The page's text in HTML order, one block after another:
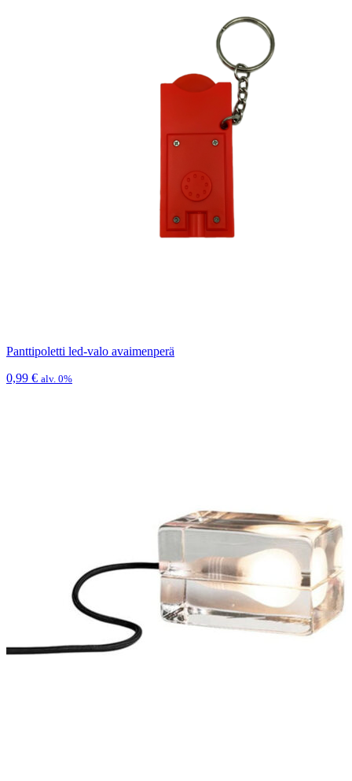
Panttipoletti led-valo avaimenperä
0,99 € alv. 0%